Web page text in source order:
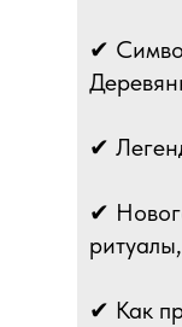
✔
✔
✔
✔ Как